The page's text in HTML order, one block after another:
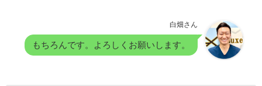
白畑さん
もちろんです。よろしくお願いします。